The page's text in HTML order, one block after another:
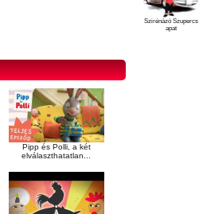
Pipp és Polli, a két
elválaszthatatlan...
Szirénázó Szupercs
apat